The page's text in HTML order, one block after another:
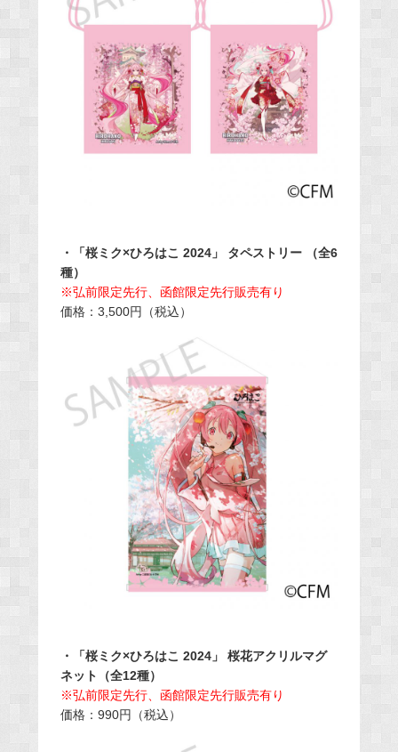
・「桜ミク×ひろはこ 2024」 タペストリー （全6
種）
※弘前限定先行、函館限定先行販売有り
価格：3,500円（税込）
・「桜ミク×ひろはこ 2024」 桜花アクリルマグ
ネット（全12種）
※弘前限定先行、函館限定先行販売有り
価格：990円（税込）